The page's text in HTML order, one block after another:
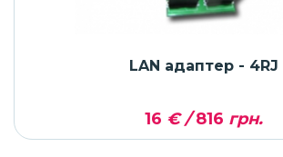
LAN адаптер - 4RJ
16 € /816 грн.